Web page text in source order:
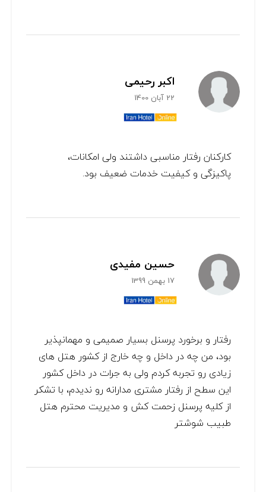
اکبر رحیمی
22 آبان 1400
کارکنان رفتار مناسبی داشتند ولی امکانات،
پاکیزگی و کیفیت خدمات ضعیف بود.
حسین مفیدی
17 بهمن 1399
رفتار و برخورد پرسنل بسیار صمیمی و مهمانپذیر
بود، من چه در داخل و چه خارج از کشور هتل های
زیادی رو تجربه کردم ولی به جرات در داخل کشور
این سطح از رفتار مشتری مدارانه رو ندیدم، با تشکر
از کلیه پرسنل زحمت کش و مدیریت محترم هتل
طبیب شوشتر